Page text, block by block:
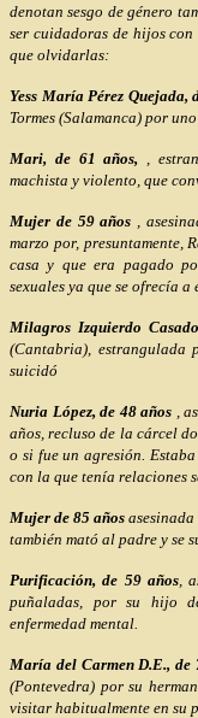
denotan sesgo de género
ser cuidadoras de hijos
que olvidarlas:
Yess María Pérez Quejada,
Tormes (Salamanca) por
Mari, de 61 años,
,
machista y violento, que
Mujer de 59 años
,
marzo por, presuntamente,
casa y que era pagado
sexuales ya que se ofrecía a
Milagros Izquierdo
(Cantabria), estrangulada
suicidó
Nuria López, de 48 años
,
años, recluso de la cárcel
o si fue un agresión.
con la que tenía relaciones
Mujer de 85 años
también mató al padre y se
Purificación, de 59 años,
puñaladas, por su hijo
enfermedad mental.
María del Carmen D.E., de
(Pontevedra) por su
visitar habitualmente en su